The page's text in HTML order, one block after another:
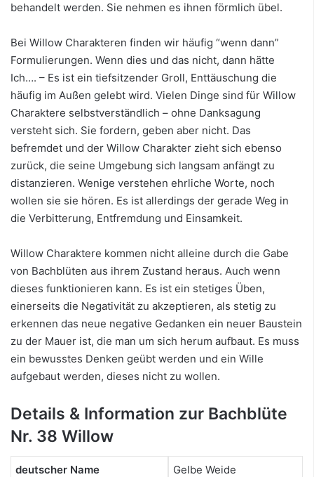
behandelt werden. Sie nehmen es ihnen förmlich übel.
Bei Willow Charakteren finden wir häufig “wenn dann”
Formulierungen. Wenn dies und das nicht, dann hätte
Ich…. – Es ist ein tiefsitzender Groll, Enttäuschung die
häufig im Außen gelebt wird. Vielen Dinge sind für Willow
Charaktere selbstverständlich – ohne Danksagung
versteht sich. Sie fordern, geben aber nicht. Das
befremdet und der Willow Charakter zieht sich ebenso
zurück, die seine Umgebung sich langsam anfängt zu
distanzieren. Wenige verstehen ehrliche Worte, noch
wollen sie sie hören. Es ist allerdings der gerade Weg in
die Verbitterung, Entfremdung und Einsamkeit.
Willow Charaktere kommen nicht alleine durch die Gabe
von Bachblüten aus ihrem Zustand heraus. Auch wenn
dieses funktionieren kann. Es ist ein stetiges Üben,
einerseits die Negativität zu akzeptieren, als stetig zu
erkennen das neue negative Gedanken ein neuer Baustein
zu der Mauer ist, die man um sich herum aufbaut. Es muss
ein bewusstes Denken geübt werden und ein Wille
aufgebaut werden, dieses nicht zu wollen.
Details & Information zur Bachblüte
Nr. 38 Willow
deutscher Name Gelbe Weide